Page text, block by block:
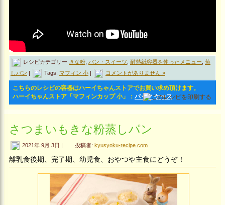
レシピカテゴリー きな粉 パン・スイーツ 耐熱紙容器を使ったメニュー 蒸
しパン | Tags: マフィン 小 | コメントがありません »
こちらのレシピの容器はハーイちゃんストアでお買い求め頂けます。
ハーイちゃんストア「マフィンカップ 小」： パック ケース
さつまいもきな粉蒸しパン
2021年 9月 3日 | 投稿者: kyusyoku-recipe.com
離乳食後期、完了期、幼児食、おやつや主食にどうぞ！